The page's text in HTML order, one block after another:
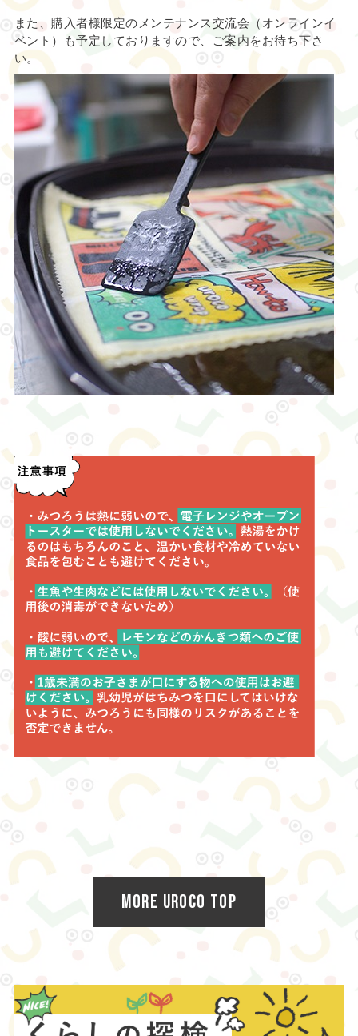
また、購入者様限定のメンテナンス交流会（オンラインイ
ベント）も予定しておりますので、ご案内をお待ち下さ
い。
MORE UROCO TOP